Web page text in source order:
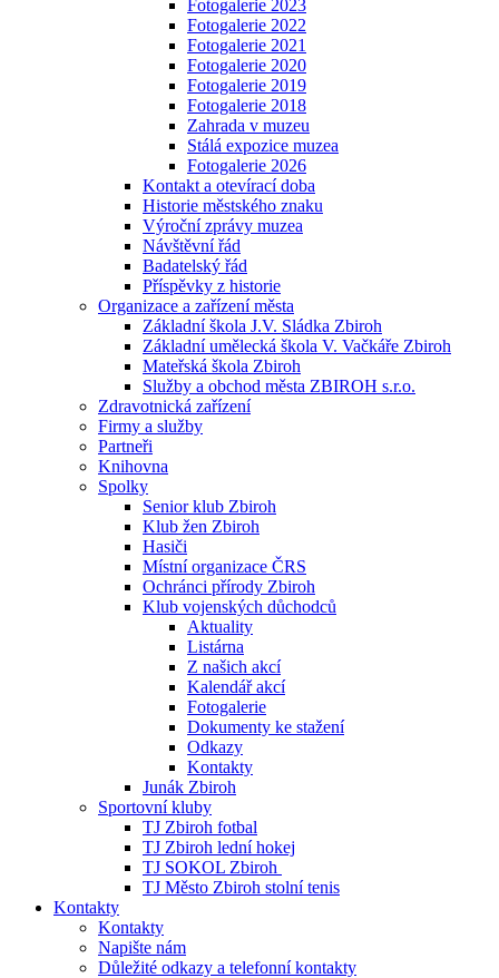
Fotogalerie 2023
Fotogalerie 2022
Fotogalerie 2021
Fotogalerie 2020
Fotogalerie 2019
Fotogalerie 2018
Zahrada v muzeu
Stálá expozice muzea
Fotogalerie 2026
Kontakt a otevírací doba
Historie městského znaku
Výroční zprávy muzea
Návštěvní řád
Badatelský řád
Příspěvky z historie
Organizace a zařízení města
Základní škola J.V. Sládka Zbiroh
Základní umělecká škola V. Vačkáře Zbiroh
Mateřská škola Zbiroh
Služby a obchod města ZBIROH s.r.o.
Zdravotnická zařízení
Firmy a služby
Partneři
Knihovna
Spolky
Senior klub Zbiroh
Klub žen Zbiroh
Hasiči
Místní organizace ČRS
Ochránci přírody Zbiroh
Klub vojenských důchodců
Aktuality
Listárna
Z našich akcí
Kalendář akcí
Fotogalerie
Dokumenty ke stažení
Odkazy
Kontakty
Junák Zbiroh
Sportovní kluby
TJ Zbiroh fotbal
TJ Zbiroh lední hokej
TJ SOKOL Zbiroh
TJ Město Zbiroh stolní tenis
Kontakty
Kontakty
Napište nám
Důležité odkazy a telefonní kontakty